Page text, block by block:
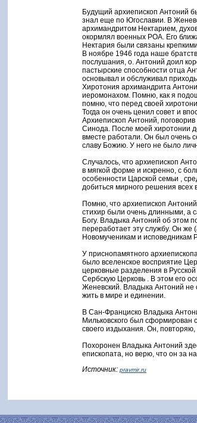
Будущий архиепископ Антоний
знал еще по Югославии. В
архимандритом Нектарием,
окормлял военных РОА. Его
Нектария были связаны
В ноябре 1946 года наше
послушания, о. Антоний доил
пастырские способности отца
основывал и обслуживал
Хиротония архимандрита
иеромонахом. Помню, как я
помню, что перед своей
Тогда он очень ценил совет и
Архиепископ Антоний,
Синода. После моей хиротонии
вместе работали. Он был очень
славу Божию. У него не было
Случалось, что архиепископ
в мягкой форме и искренно, с
особенности Царской семьи ,
добиться мирного решения всех
Помню, что архиепископ
стихир были очень длинными, а
Богу. Владыка Антоний об этом
переработает эту службу. Он же
Новомученикам и исповедникам
У приснопамятного
было вселенское восприятие
церковные разделения в
Сербскую Церковь . В этом его
Женевский. Владыка Антоний не
жить в мире и единении.
В Сан-Франциско Владыка
Мильковского был сформирован
своего издыхания. Он,
Похоронен Владыка Антоний
епископата, но верю, что он за
Источник: pravmir.ru